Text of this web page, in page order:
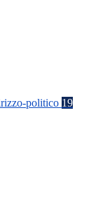
politico 19